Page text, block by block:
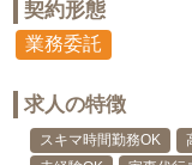
契約形態
業務委託
求人の特徴
スキマ時間勤務OK